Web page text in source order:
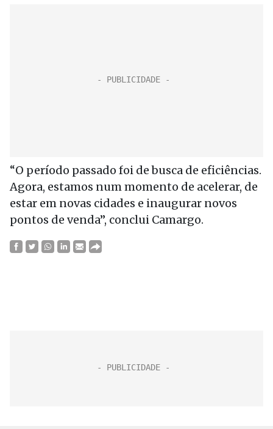
“O período passado foi de busca de eficiências.
Agora, estamos num momento de acelerar, de
estar em novas cidades e inaugurar novos
pontos de venda”, conclui Camargo.